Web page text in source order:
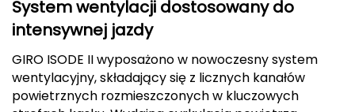
Deuter
Dolomite
E
System wentylacji dostosowany do
intensywnej jazdy
GIRO ISODE II wyposażono w nowoczesny system
wentylacyjny, składający się z licznych kanałów
powietrznych rozmieszczonych w kluczowych